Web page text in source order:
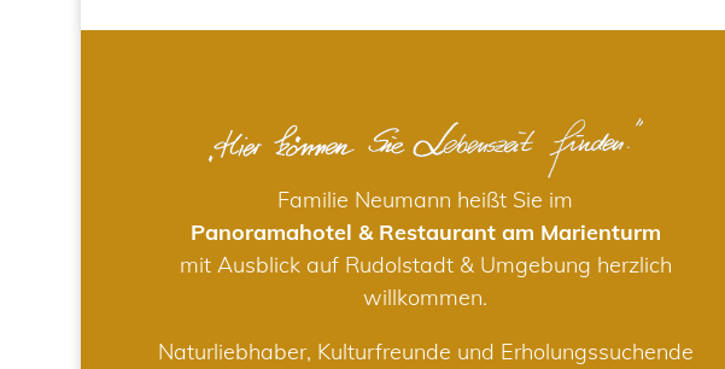
Familie Neumann heißt Sie im
Panoramahotel & Restaurant am Marienturm
mit Ausblick auf Rudolstadt & Umgebung herzlich
willkommen.
Naturliebhaber, Kulturfreunde und Erholungssuchende